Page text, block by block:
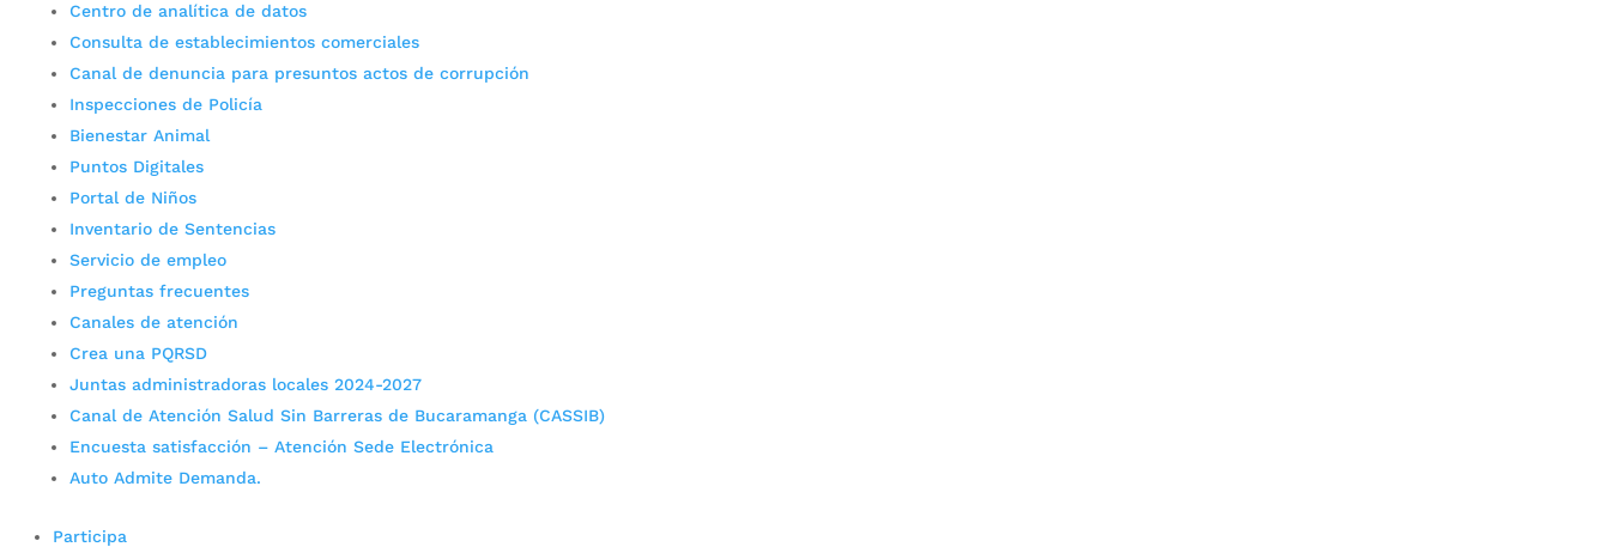
Centro de analítica de datos
Consulta de establecimientos comerciales
Canal de denuncia para presuntos actos de corrupción
Inspecciones de Policía
Bienestar Animal
Puntos Digitales
Portal de Niños
Inventario de Sentencias
Servicio de empleo
Preguntas frecuentes
Canales de atención
Crea una PQRSD
Juntas administradoras locales 2024-2027
Canal de Atención Salud Sin Barreras de Bucaramanga (CASSIB)
Encuesta satisfacción – Atención Sede Electrónica
Auto Admite Demanda.
Participa